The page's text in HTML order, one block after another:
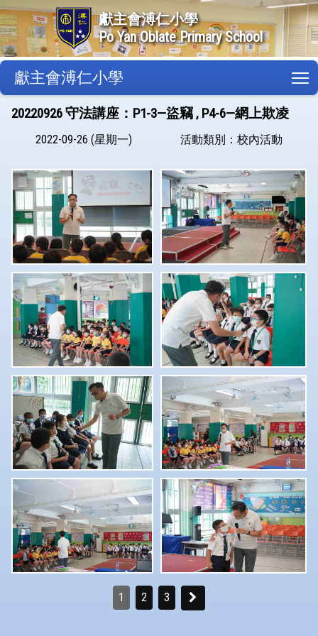
獻主會溥仁小學
Po Yan Oblate Primary School
獻主會溥仁小學
20220926 守法講座：P1-3—盜竊 , P4-6—網上欺凌
2022-09-26 (星期一) 活動類別：校內活動
1 2 3